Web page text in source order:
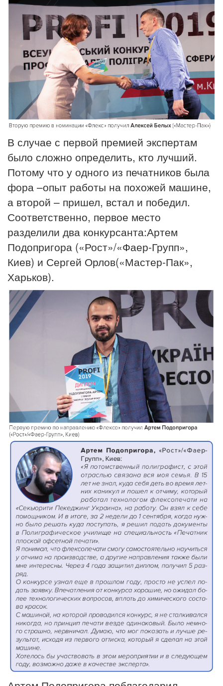
В случае с первой премией экспертам
было сложно определить, кто лучший.
Потому что у одного из печатников была
фора –опыт работы на похожей машине,
а второй – пришел, встал и победил.
Соответственно, первое место
разделили два конкурсанта:Артем
Подопригора («Рост»/«Фаер-Групп»,
Киев) и Сергей Орлов(«Мастер-Пак»,
Харьков).